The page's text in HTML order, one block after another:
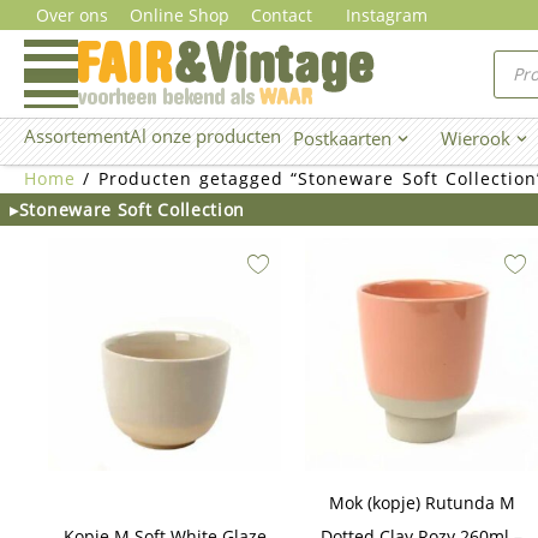
naar
inhoud
Over ons Online Shop Contact Instagram
AssortementAl onze producten Postkaarten Open Postkaarten
Wierook
Home / Producten getagged “Stoneware Soft
▸Stoneware Soft Collection
Mok (kopje) Rutunda M